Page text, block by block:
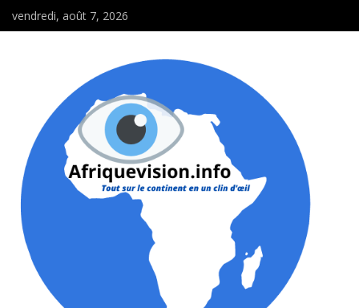
vendredi, août 7, 2026